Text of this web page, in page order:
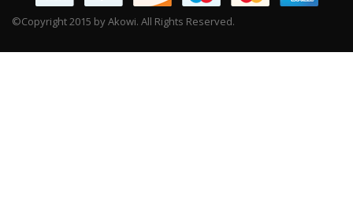
©Copyright 2015 by Akowi. All Rights Reserved.